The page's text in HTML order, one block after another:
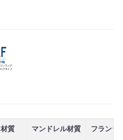
質 マンドレル材質 フランジ